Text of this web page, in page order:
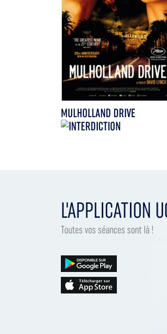
MULHOLLAND DRIVE
L'APPLICATION
Toutes vos séances sont là !